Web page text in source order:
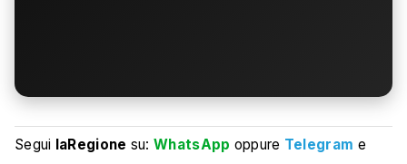
Segui laRegione su:WhatsApp oppure Telegram e